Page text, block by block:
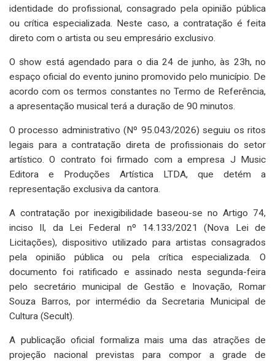
identidade do profissional, consagrado pela opinião pública
ou crítica especializada. Neste caso, a contratação é feita
direto com o artista ou seu empresário exclusivo.
O show está agendado para o dia 24 de junho, às 23h, no
espaço oficial do evento junino promovido pelo município. De
acordo com os termos constantes no Termo de Referência,
a apresentação musical terá a duração de 90 minutos.
O processo administrativo (Nº 95.043/2026) seguiu os ritos
legais para a contratação direta de profissionais do setor
artístico. O contrato foi firmado com a empresa J Music
Editora e Produções Artística LTDA, que detém a
representação exclusiva da cantora.
A contratação por inexigibilidade baseou-se no Artigo 74,
inciso II, da Lei Federal nº 14.133/2021 (Nova Lei de
Licitações), dispositivo utilizado para artistas consagrados
pela opinião pública ou pela crítica especializada. O
documento foi ratificado e assinado nesta segunda-feira
pelo secretário municipal de Gestão e Inovação, Romar
Souza Barros, por intermédio da Secretaria Municipal de
Cultura (Secult).
A publicação oficial formaliza mais uma das atrações de
projeção nacional previstas para compor a grade de